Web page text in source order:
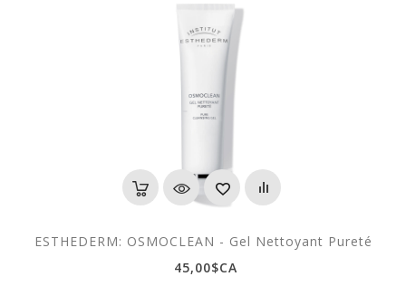
ESTHEDERM: OSMOCLEAN - Gel Nettoyant Pureté
45,00$CA